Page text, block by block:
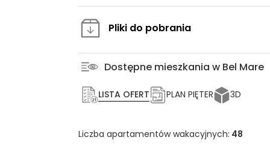
Pliki do pobrania
Dostępne mieszkania w Bel Mare
LISTA OFERT PLAN PIĘTER 3D
Liczba apartamentów wakacyjnych: 48